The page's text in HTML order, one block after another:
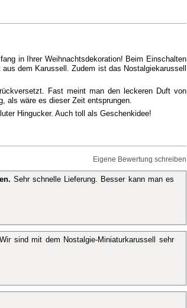
in Ihrer Weihnachtsdekoration! Beim Einschalten
dem Karussell. Zudem ist das Nostalgiekarussell
Fast meint man den leckeren Duft von
als wäre es dieser Zeit entsprungen.
Hingucker. Auch toll als Geschenkidee!
Eigene Bewertung schreiben
Sehr schnelle Lieferung. Besser kann man es
sind mit dem Nostalgie-Miniaturkarussell sehr